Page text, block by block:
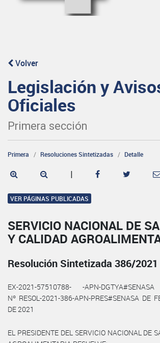
Volver
Legislación y
Oficiales
Primera sección
Primera Resoluciones Sintetizadas Detalle
|
VER PÁGINAS PUBLICADAS
SERVICIO NACIONAL DE
Y CALIDAD
Resolución Sintetizada 386/2021
EX-2021-57510788- -APN-
Nº RESOL-2021-386-APN-PRES#SENASA DE
DE 2021
EL PRESIDENTE DEL SERVICIO NACIONAL DE